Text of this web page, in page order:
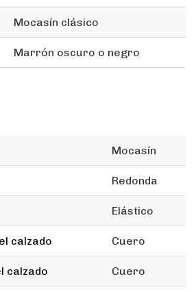
Mocasín clásico
Marrón oscuro o negro
Mocasín
Redonda
Elástico
calzado Cuero
calzado Cuero